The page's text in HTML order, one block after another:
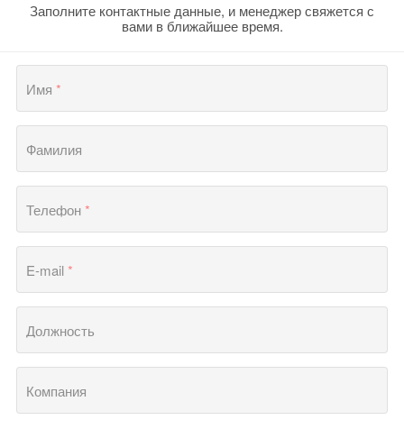
Заполните контактные данные, и менеджер свяжется с
вами в ближайшее время.
Имя *
Фамилия
Телефон*
E-mail*
Должность
Компания